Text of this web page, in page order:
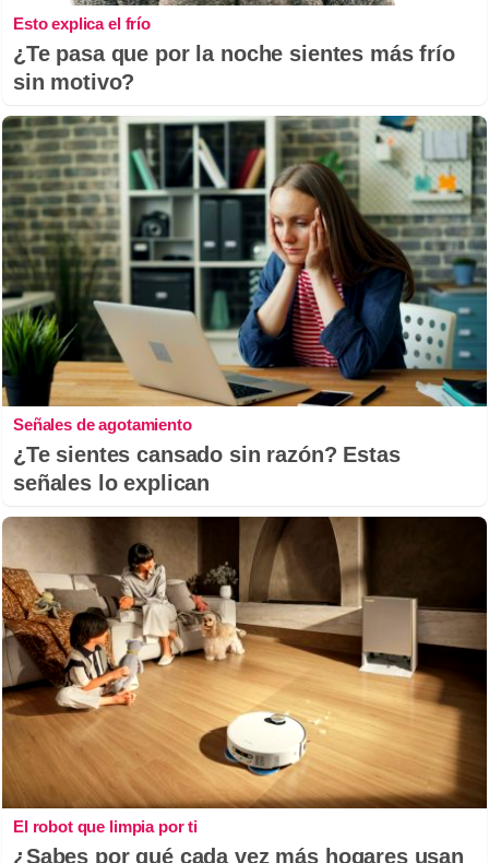
Esto explica el frío
¿Te pasa que por la noche sientes más frío
sin motivo?
Señales de agotamiento
¿Te sientes cansado sin razón? Estas
señales lo explican
El robot que limpia por ti
¿Sabes por qué cada vez más hogares usan